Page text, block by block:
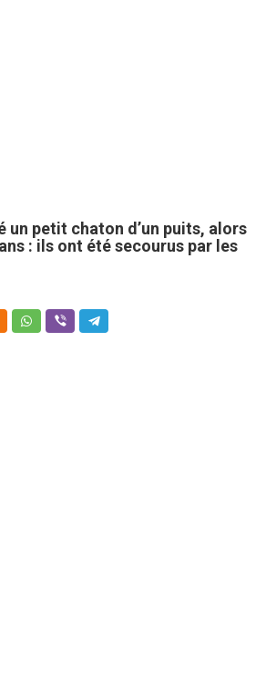
un petit chaton d’un puits, alors
: ils ont été secourus par les